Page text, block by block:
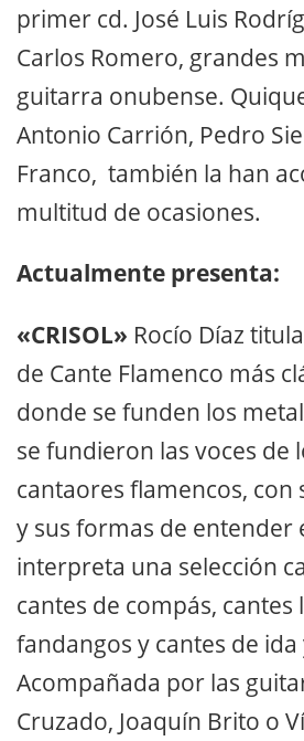
primer cd. José Luis
Carlos Romero, grandes
guitarra onubense.
Antonio Carrión, Pedro
Franco, también la han
multitud de ocasiones.
Actualmente presenta:
«CRISOL» Rocío Díaz
de Cante Flamenco más
donde se funden los
se fundieron las voces de
cantaores flamencos, con
y sus formas de entender
interpreta una selección
cantes de compás, cantes
fandangos y cantes de ida
Acompañada por las
Cruzado, Joaquín Brito o